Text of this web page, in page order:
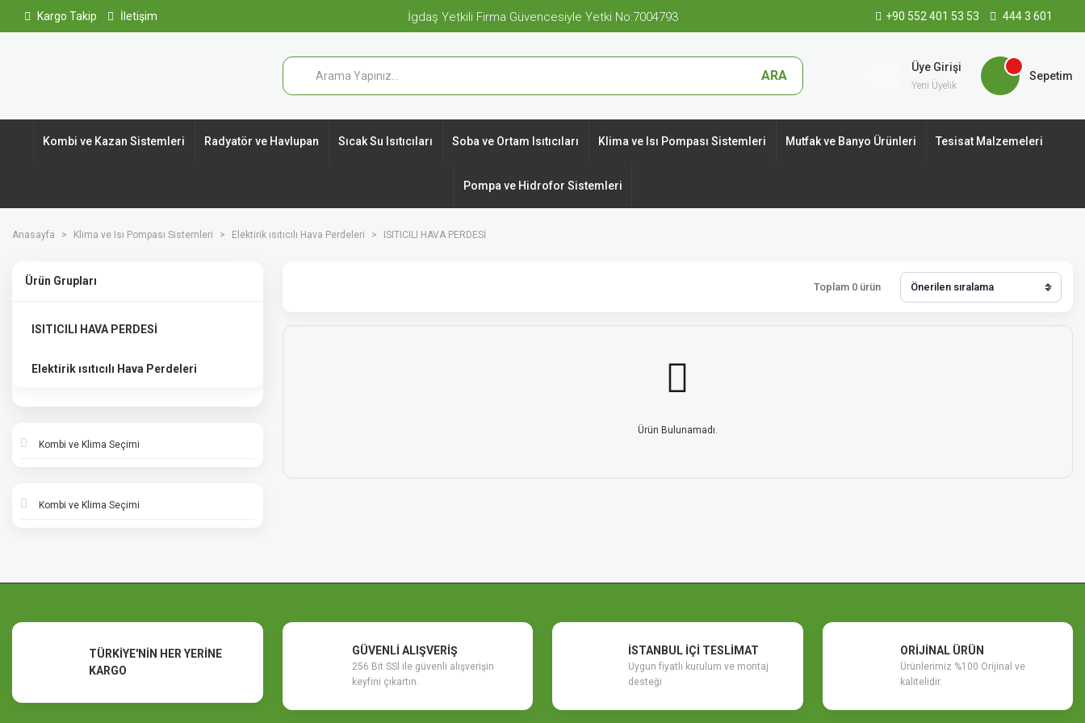
Kargo Takip İletişim İgdaş Yetkili Firma Güvencesiyle Yetki No:7004793 +90 552 401 53 53 444 3 601
ARA
Üye Girişi
Yeni Üyelik
Sepetim
Kombi ve Kazan Sistemleri Radyatör ve Havlupan Sıcak Su Isıtıcıları Soba ve Ortam Isıtıcıları Klima ve Isı Pompası Sistemleri Mutfak ve Banyo Ürünleri Tesisat Malzemeleri
Pompa ve Hidrofor Sistemleri
Anasayfa Klima ve Isı Pompası Sistemleri Elektirik ısıtıcılı Hava Perdeleri ISITICILI HAVA PERDESİ
Ürün Grupları
ISITICILI HAVA PERDESİ
Elektirik ısıtıcılı Hava Perdeleri
Kombi ve Klima Seçimi
Kombi ve Klima Seçimi
Toplam 0 ürün
Ürün Bulunamadı.
TÜRKİYE'NİN HER YERİNE
KARGO
GÜVENLİ ALIŞVERİŞ
256 Bit SSl ile güvenli alışverişin
keyfini çıkartın.
İSTANBUL İÇİ TESLİMAT
Uygun fiyatlı kurulum ve montaj
desteği
ORİJİNAL ÜRÜN
Ürünlerimiz %100 Orijinal ve
kalitelidir.